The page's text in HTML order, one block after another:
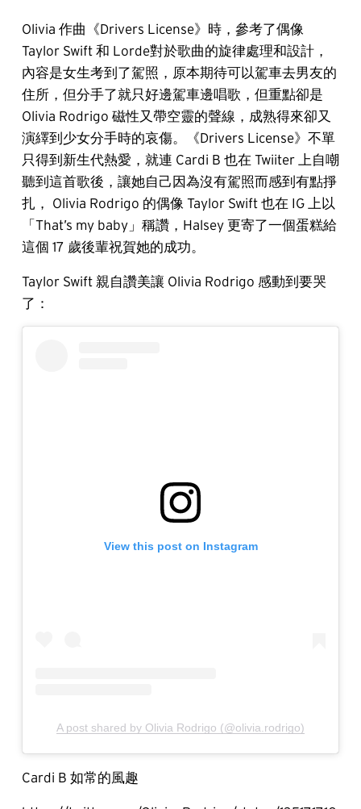
Olivia 作曲《Drivers License》時，參考了偶像
Taylor Swift 和 Lorde對於歌曲的旋律處理和設計，
內容是女生考到了駕照，原本期待可以駕車去男友的
住所，但分手了就只好邊駕車邊唱歌，但重點卻是
Olivia Rodrigo 磁性又帶空靈的聲線，成熟得來卻又
演繹到少女分手時的哀傷。《Drivers License》不單
只得到新生代熱愛，就連 Cardi B 也在 Twiiter 上自嘲
聽到這首歌後，讓她自己因為沒有駕照而感到有點掙
扎， Olivia Rodrigo 的偶像 Taylor Swift 也在 IG 上以
「That’s my baby」稱讚，Halsey 更寄了一個蛋糕給
這個 17 歲後輩祝賀她的成功。
Taylor Swift 親自讚美讓 Olivia Rodrigo 感動到要哭
了：
View this post on Instagram
A post shared by Olivia Rodrigo (@olivia.rodrigo)
Cardi B 如常的風趣